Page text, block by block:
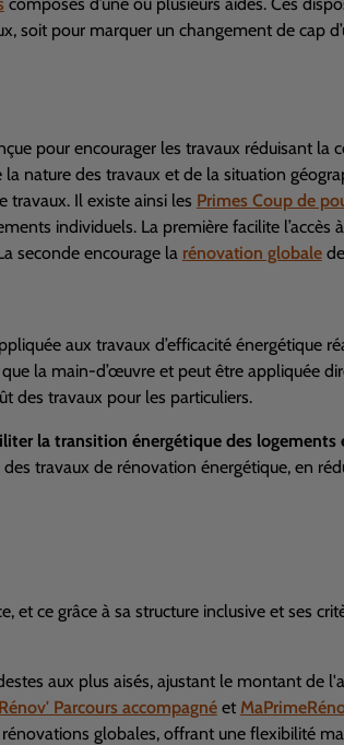
soit pour marquer un changement de cap
pour encourager les travaux réduisant la
nature des travaux et de la situation
travaux. Il existe ainsi les Primes Coup de
individuels. La première facilite l’accès
seconde encourage la rénovation globale
aux travaux d’efficacité énergétique
la main-d’œuvre et peut être appliquée
des travaux pour les particuliers.
la transition énergétique des logements
travaux de rénovation énergétique, en
et ce grâce à sa structure inclusive et ses
aux plus aisés, ajustant le montant de
Parcours accompagnéet
globales, offrant une flexibilité